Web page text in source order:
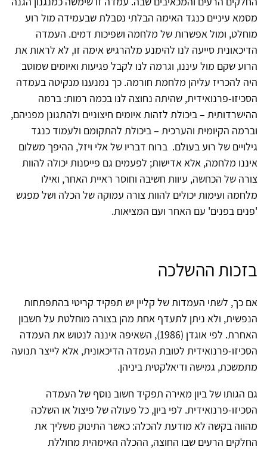
מסמא עיניים כנגד האימה הבלתי נסבלת שבעמידה מול רוע
מוחלט, ומול אפשרות של מלחמה ושפיכות דמים. העמדה
הדיכאונית סייעה לנו להימנע מלהרגיש אימה זו, לא לראות את
הרוע שקם מול עיננו, וגרמה לנו לקבל פגיעות ואיומים שמוטב
היה להכריז עליהן מלחמת חורמה. כך נמנענו מנקיטה בעמדה
הסכיזו-פרנואידית, שהיתה נחוצה לנו בכמה רמות: ברמה
ההישרדותית – ביכולת לזהות איומים חיצוניים ולהתגונן מפניהם,
וברמה הקיומית והערכית – ביכולת להתקומם ולעמוד כנגד
גילויים של רוע בעולם. ברוח דבריו של אלי ויזל, ההיפך משלום
איננו מלחמה, אלא אדישות; לפעמים גם פייסנות יכולה להוות
צורה של הכחשה, עיוות חשיבה וחוסר ראיית האחר, ואילו
מלחמה ועימות יכולים להוות צורה עמוקה של הכלה ושל מפגש
'פנים בפנים' עם האחר ועם המציאות.
בזכות ההשלכה
אם כך, לשתי העמדות של קליין יש תפקיד קריטי בהתפתחות
הנפשית, ולא ניתן לתעדף אחת מהן בצורה מוחלטת על חשבון
האחרת. לפי אוגדן (1986), השאיפה איננה לנטוש את העמדה
הסכיזו-פרנואידית לטובת העמדה הדיכאונית, אלא לייצר תנועה
מתמשכת, גמישה ודיאלקטית ביניהן.
גם הגותו של ביון מאירה תפקיד חשוב נוסף של העמדה
הסכיזו-פרנואידית. לפי ביון, כל פעולה של פיצול או השלכה
מהווה בקשה לא מודעת להכלה: כאשר התינוק משליך את
החלקים הרעים שבו החוצה, ההכלה האימהית מחוללת